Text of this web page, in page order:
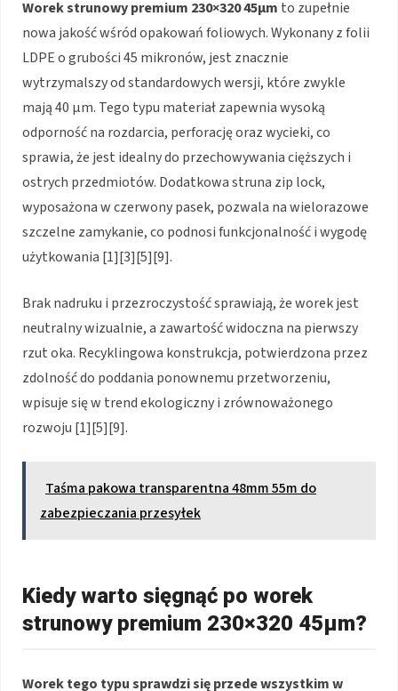
Worek strunowy premium 230×320 45μm to zupełnie
nowa jakość wśród opakowań foliowych. Wykonany z folii
LDPE o grubości 45 mikronów, jest znacznie
wytrzymalszy od standardowych wersji, które zwykle
mają 40 μm. Tego typu materiał zapewnia wysoką
odporność na rozdarcia, perforację oraz wycieki, co
sprawia, że jest idealny do przechowywania cięższych i
ostrych przedmiotów. Dodatkowa struna zip lock,
wyposażona w czerwony pasek, pozwala na wielorazowe
szczelne zamykanie, co podnosi funkcjonalność i wygodę
użytkowania [1][3][5][9].
Brak nadruku i przezroczystość sprawiają, że worek jest
neutralny wizualnie, a zawartość widoczna na pierwszy
rzut oka. Recyklingowa konstrukcja, potwierdzona przez
zdolność do poddania ponownemu przetworzeniu,
wpisuje się w trend ekologiczny i zrównoważonego
rozwoju [1][5][9].
Taśma pakowa transparentna 48mm 55m do
zabezpieczania przesyłek
Kiedy warto sięgnąć po worek
strunowy premium 230×320 45μm?
Worek tego typu sprawdzi się przede wszystkim w